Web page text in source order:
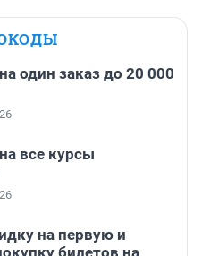
один заказ до 20 000
все курсы
на первую и